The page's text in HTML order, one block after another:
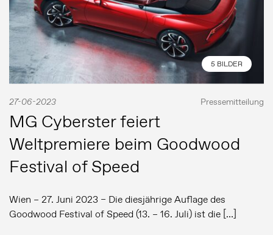
5 BILDER
27-06-2023 Pressemitteilung
MG Cyberster feiert
Weltpremiere beim Goodwood
Festival of Speed
Wien – 27. Juni 2023 – Die diesjährige Auflage des
Goodwood Festival of Speed (13. – 16. Juli) ist die […]